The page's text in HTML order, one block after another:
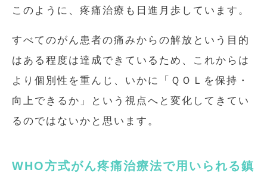
このように、疼痛治療も日進月歩しています。
すべてのがん患者の痛みからの解放という目的
はある程度は達成できているため、これからは
より個別性を重んじ、いかに「ＱＯＬを保持・
向上できるか」という視点へと変化してきてい
るのではないかと思います。
WHO方式がん疼痛治療法で用いられる鎮